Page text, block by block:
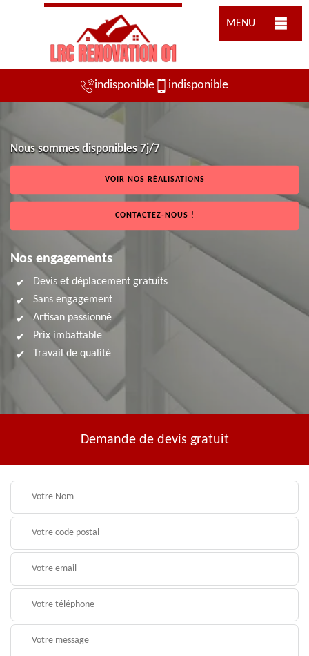
MENU
indisponible indisponible
Nous sommes disponibles 7j/7
VOIR NOS RÉALISATIONS
CONTACTEZ-NOUS !
Nos engagements
Devis et déplacement gratuits
Sans engagement
Artisan passionné
Prix imbattable
Travail de qualité
Demande de devis gratuit